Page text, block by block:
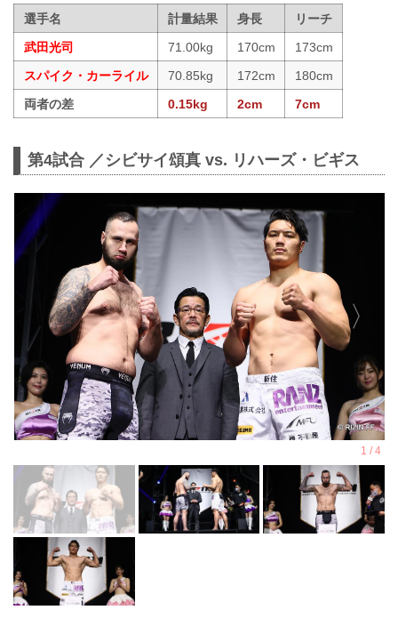
選手名 計量結果 身長
リーチ
武田光司
71.00kg 170cm
173cm
スパイク・カーライル
70.85kg 172cm
180cm
両者の差
0.15kg 2cm 7cm
第4試合 ／シビサイ頌真 vs. リハーズ・ビギス